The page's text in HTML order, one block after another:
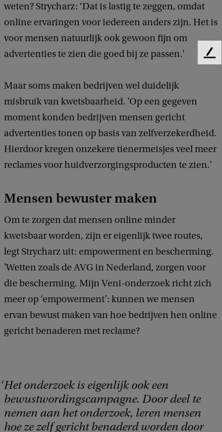
weten? Strycharz: ‘Dat is lastig te zeggen, omdat
online ervaringen voor iedereen anders zijn. Het is
voor mensen natuurlijk ook gewoon fijn om
advertenties te zien die goed bij ze passen.'
Maar soms maken bedrijven wel duidelijk
misbruik van kwetsbaarheid. 'Op een gegeven
moment konden bedrijven mensen gericht
advertenties tonen op basis van zelfverzekerdheid.
Hierdoor kregen onzekere tienermeisjes veel meer
reclames voor huidverzorgingsproducten te zien.'
Mensen bewuster maken
Om te zorgen dat mensen online minder
kwetsbaar worden, zijn er eigenlijk twee routes,
legt Strycharz uit: empowerment en bescherming.
'Wetten zoals de AVG in Nederland, zorgen voor
die bescherming. Mijn Veni-onderzoek richt zich
meer op ‘empowerment’: kunnen we mensen
ervan bewust maken van hoe bedrijven hen online
gericht benaderen met reclame?
Het onderzoek is eigenlijk ook een
bewustwordingscampagne. Door deel te
nemen aan het onderzoek, leren mensen
hoe ze zelf gericht benaderd worden door
F
k